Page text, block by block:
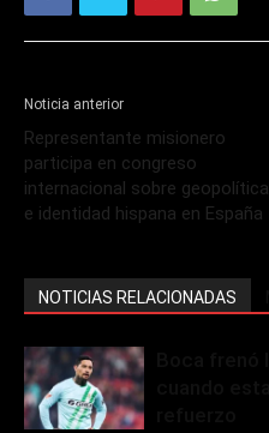
Noticia anterior
Representante misionero
participa en congreso
internacional sobre geopolítica
e identidad hispana en España
NOTICIAS RELACIONADAS